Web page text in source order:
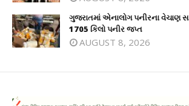
ગુજરાતમાં એનાલોગ પનીરના વેચાણ
1705 કિલો પનીર જપ્ત
AUGUST 8, 2026